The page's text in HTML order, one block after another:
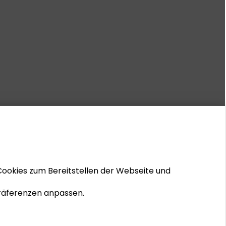
zum Bereitstellen der Webseite und
anpassen.